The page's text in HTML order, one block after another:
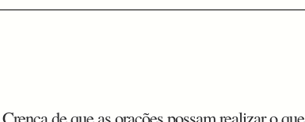
Crença de que as orações possam realizar o que